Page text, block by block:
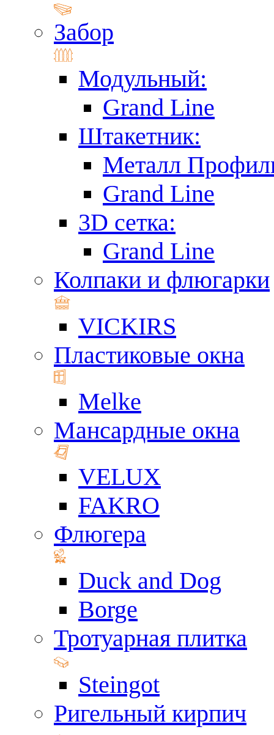
Забор
Модульный:
Grand Line
Штакетник:
Металл
Grand Line
3D сетка:
Grand Line
Колпаки и флюгарки
VICKIRS
Пластиковые окна
Melke
Мансардные окна
VELUX
FAKRO
Флюгера
Duck and Dog
Borge
Тротуарная плитка
Steingot
Ригельный кирпич